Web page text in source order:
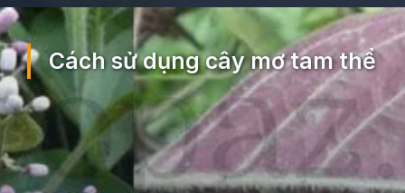
Đang mở https://ocopaz.vn/mo-tam-the-375
Cách sử dụng cây mơ tam thể